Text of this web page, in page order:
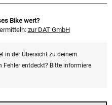
Bike wert?
zur DAT GmbH
in der Übersicht zu deinem
Fehler entdeckt? Bitte informiere